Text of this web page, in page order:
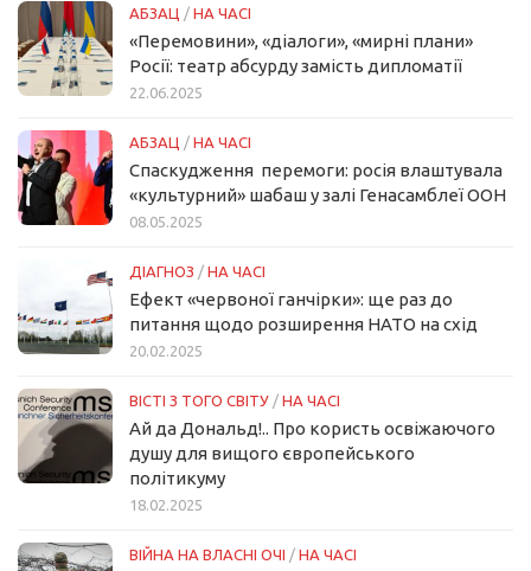
АБЗАЦ / НА ЧАСІ
«Перемовини», «діалоги», «мирні плани»
Росії: театр абсурду замість дипломатії
22.06.2025
АБЗАЦ / НА ЧАСІ
Спаскудження перемоги: росія влаштувала
«культурний» шабаш у залі Генасамблеї ООН
08.05.2025
ДІАГНОЗ / НА ЧАСІ
Ефект «червоної ганчірки»: ще раз до
питання щодо розширення НАТО на схід
20.02.2025
ВІСТІ З ТОГО СВІТУ / НА ЧАСІ
Ай да Дональд!.. Про користь освіжаючого
душу для вищого європейського
політикуму
18.02.2025
ВІЙНА НА ВЛАСНІ ОЧІ / НА ЧАСІ